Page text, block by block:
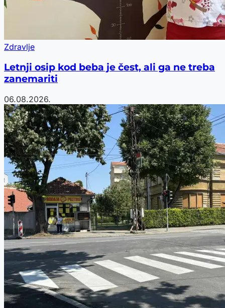
Zdravlje
Letnji osip kod beba je čest, ali ga ne treba
zanemariti
06.08.2026.